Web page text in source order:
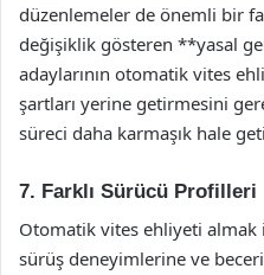
düzenlemeler de önemli bir
değişiklik gösteren **yasal
adaylarının otomatik vites
şartları yerine getirmesini
süreci daha karmaşık hale
7. Farklı Sürücü Profilleri
Otomatik vites ehliyeti almak
sürüş deneyimlerine ve